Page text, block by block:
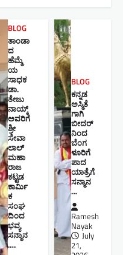
BLOG
ತಾಂಡಾ
ದ
ಹೆಮ್ಮೆ
ಯ
ಸಾಧಕ
ಡಾ.
ತೇಜು
ನಾಯ್ಕ್
ಅವರಿಗೆ
ಶ್ರೀ
ಸೇವಾ
ಲಾಲ್
ಮಹಾ
ರಾಜ
ಕಟ್ಟಡ
ಕಾರ್ಮಿ
ಕ
ಸಂಘ
ದಿಂದ
ಭವ್ಯ
ಸನ್ಮಾನ
….
BLOG
ಕನ್ನಡ
ಅಸ್ಮಿತೆ
ಗಾಗಿ
ಬೀದರ್
ನಿಂದ
ಬೆಂಗ
ಳೂರಿಗೆ
ಪಾದ
ಯಾತ್ರೆಗೆ
ಸನ್ಮಾನ
…
Ramesh
Nayak
July
21,